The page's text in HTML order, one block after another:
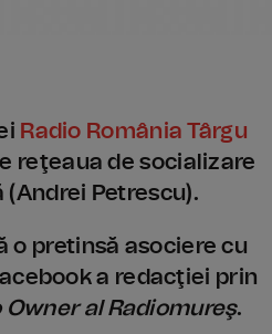
Radio România Târgu
reţeaua de socializare
Petrescu).
o pretinsă asociere cu
a redacţiei prin
Owner al Radiomureş.